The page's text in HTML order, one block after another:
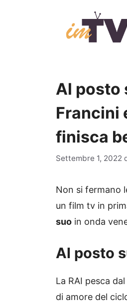
Al posto
Francini
finisca
Settembre 1, 2022
Non si fermano
un film tv in
suo in onda
Al posto
La RAI pesca
di amore del